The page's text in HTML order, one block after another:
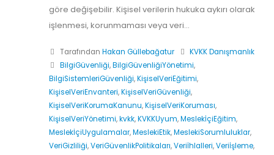
göre değişebilir. Kişisel verilerin hukuka aykırı olarak
işlenmesi, korunmaması veya veri...
Tarafından Hakan Güllebağatur
KVKK Danışmanlık
BilgiGüvenliği,BilgiGüvenliğiYönetimi,
BilgiSistemleriGüvenliği,KişiselVeriEğitimi,
KişiselVeriEnvanteri,KişiselVeriGüvenliği,
KişiselVeriKorumaKanunu,KişiselVeriKoruması,
KişiselVeriYönetimi,kvkk,KVKKUyum,MeslekİçiEğitim,
MeslekİçiUygulamalar,MeslekiEtik,MeslekiSorumluluklar,
VeriGizliliği,VeriGüvenlikPolitikaları,Veriİhlalleri,Veriİşleme,